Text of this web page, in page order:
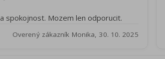
spokojnost. Mozem len odporucit.
Overený zákazník Monika, 30. 10. 2025